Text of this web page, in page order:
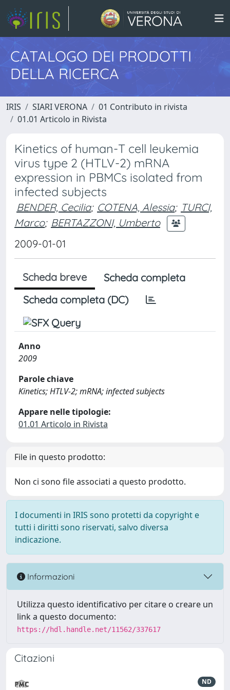
CATALOGO DEI PRODOTTI
DELLA RICERCA
IRIS SIARI VERONA
01 Contributo in rivista
01.01 Articolo in Rivista
Kinetics of human-T cell leukemia
virus type 2 (HTLV-2) mRNA
expression in PBMCs isolated from
infected subjects
BENDER, Cecilia; COTENA, Alessia; TURCI,
Marco; BERTAZZONI, Umberto
2009-01-01
Scheda breve
Scheda completa
Scheda completa (DC)
Anno
2009
Parole chiave
Kinetics; HTLV-2; mRNA; infected subjects
Appare nelle tipologie:
01.01 Articolo in Rivista
File in questo prodotto:
Non ci sono file associati a questo prodotto.
I documenti in IRIS sono protetti da copyright e
tutti i diritti sono riservati, salvo diversa
indicazione.
Informazioni
Utilizza questo identificativo per citare o creare un
link a questo documento:
https://hdl.handle.net/11562/337617
Citazioni
ND